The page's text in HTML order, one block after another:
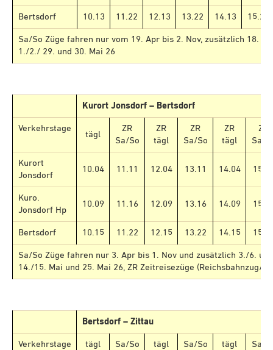
Bertsdorf 10.13 11.22 12.13 13.22 14.13 15.22
Sa/So Züge fahren nur vom 19. Apr bis 2. Nov, zusätzlich 18.
1./2./ 29. und 30. Mai 26
Kurort Jonsdorf – Bertsdorf
Verkehrstage
tägl
ZR
Sa/So
ZR
tägl
ZR
Sa/So
ZR
tägl
ZR
Sa/
Kurort
Jonsdorf
10.04 11.11 12.04 13.11 14.04
Kuro.
Jonsdorf Hp
10.09 11.16 12.09 13.16 14.09
Bertsdorf 10.15 11.22 12.15 13.22 14.15
Sa/So Züge fahren nur 3. Apr bis 1. Nov und zusätzlich 3./6.
14./15. Mai und 25. Mai 26, ZR Zeitreisezüge (Reichsbahnzug/
Bertsdorf – Zittau
Verkehrstage tägl Sa/So tägl Sa/So tägl Sa/